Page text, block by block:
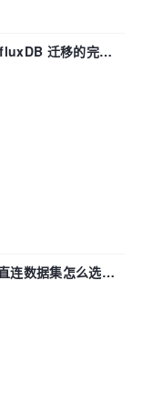
迁移的完整
连数据集怎么选，